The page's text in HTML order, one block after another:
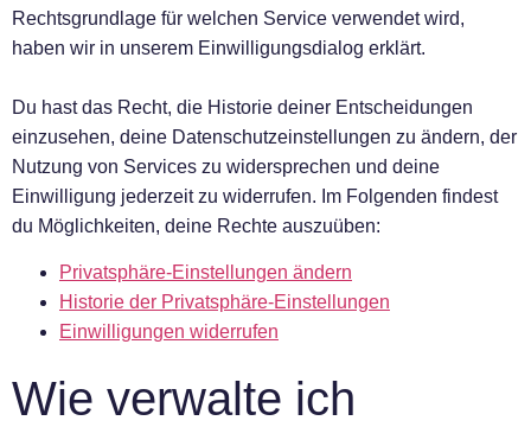
Rechtsgrundlage für welchen Service verwendet wird,
haben wir in unserem Einwilligungsdialog erklärt.
Du hast das Recht, die Historie deiner Entscheidungen
einzusehen, deine Datenschutzeinstellungen zu ändern, der
Nutzung von Services zu widersprechen und deine
Einwilligung jederzeit zu widerrufen. Im Folgenden findest
du Möglichkeiten, deine Rechte auszuüben:
Privatsphäre-Einstellungen ändern
Historie der Privatsphäre-Einstellungen
Einwilligungen widerrufen
Wie verwalte ich